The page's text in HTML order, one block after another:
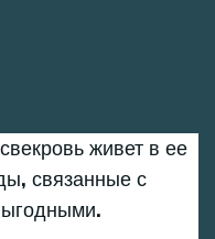
живет в ее
связанные с